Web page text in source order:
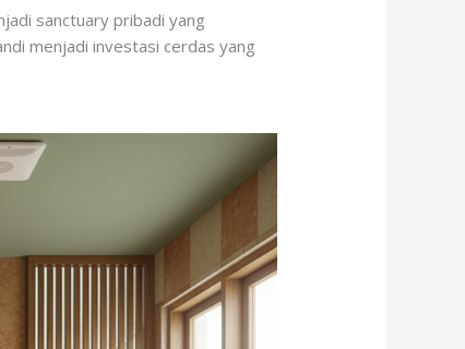
sanctuary pribadi yang
menjadi investasi cerdas yang